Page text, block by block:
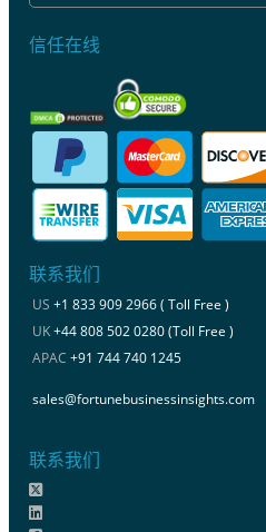
信任在线
联系我们
US +1 833 909 2966 ( Toll Free )
UK+44 808 502 0280 (Toll Free )
APAC +91 744 740 1245
sales@fortunebusinessinsights.com
联系我们